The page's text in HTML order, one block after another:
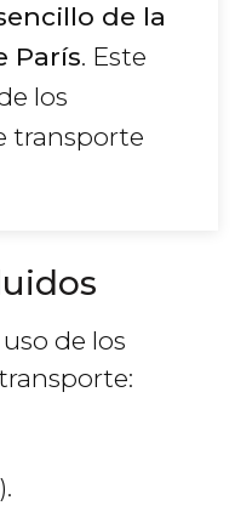
de la
París. Este
los
transporte
de los